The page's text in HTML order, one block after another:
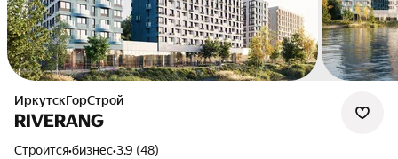
ИркутскГорСтрой
RIVERANG
Строится•бизнес•3.9 (48)